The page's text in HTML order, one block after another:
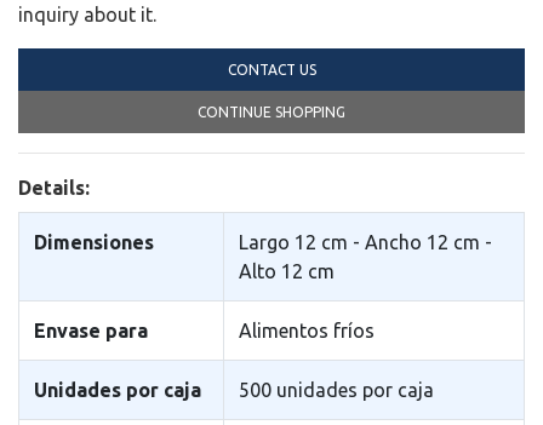
inquiry about it.
CONTACT US
CONTINUE SHOPPING
Details:
Dimensiones
Largo 12 cm - Ancho 12 cm -
Alto 12 cm
Envase para Alimentos fr­íos
Unidades por caja 500 unidades por caja